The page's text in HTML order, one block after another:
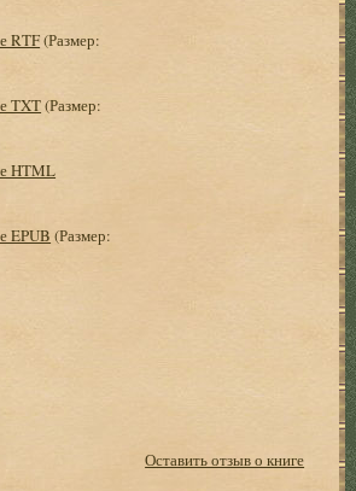
RTF(Размер:
TXT(Размер:
HTML
EPUB (Размер:
Оставить отзыв о книге